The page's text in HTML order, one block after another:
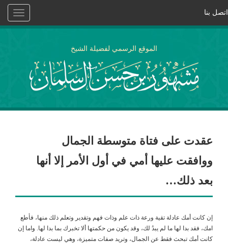
Toggle
اتصل بنا
الموقع الرسمي لفضيلة الشيخ
عقدت على فتاة متوسطة الجمال
ووافقت عليها أمي في أول الأمر إلا أنها
بعد ذلك…
إن كانت أمك عادلة تقية ورعة ذات علم وذات فهم وتقدير وتعلم ذلك منها، فأطع
امك، فقد بدا لها ما لم يبدُ لك، وقد يكون من حكمتها ألا تخبرك بما بدا لها. واما إن
كانت أمك تبحث فقط عن الجمال، وتريد صفات متميزة، وهي ليست عادلة،